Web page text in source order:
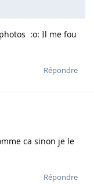
:o: Il me fou
Répondre
ca sinon je le
Répondre